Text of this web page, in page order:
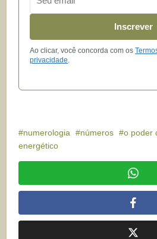
Inscrever
Ao clicar, você concorda com os
privacidade
numerologia números o poder
energético